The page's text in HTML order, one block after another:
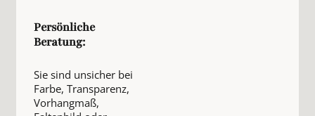
Persönliche
Beratung:
Sie sind unsicher bei
Farbe, Transparenz,
Vorhangmaß,